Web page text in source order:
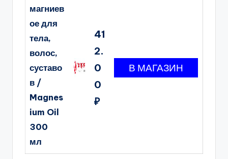
магниев
ое для
тела,
волос,
суставо
в /
Magnes
ium Oil
300
мл
41
2.
0
0
₽